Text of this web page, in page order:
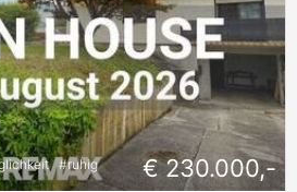
#ruhig € 230.000,-